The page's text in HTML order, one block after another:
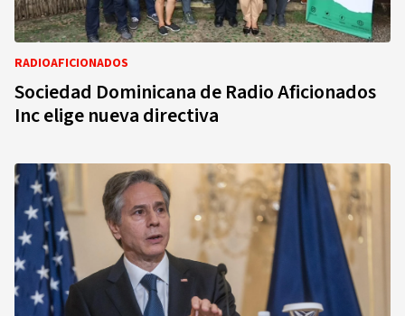
RADIOAFICIONADOS
Sociedad Dominicana de Radio Aficionados
Inc elige nueva directiva